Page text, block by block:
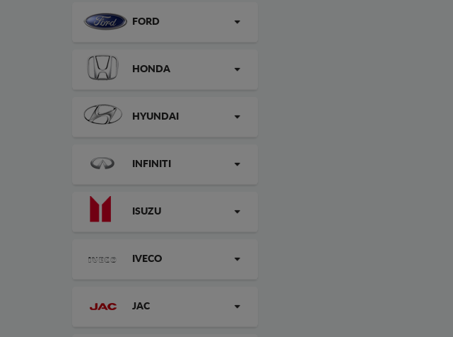
FORD
HONDA
HYUNDAI
INFINITI
ISUZU
IVECO
JAC